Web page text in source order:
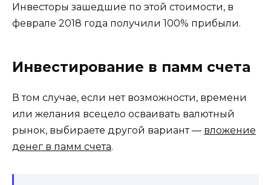
Инвесторы зашедшие по этой стоимости, в
феврале 2018 года получили 100% прибыли.
Инвестирование в памм счета
В том случае, если нет возможности, времени
или желания всецело осваивать валютный
рынок, выбираете другой вариант — вложение
денег в памм счета.